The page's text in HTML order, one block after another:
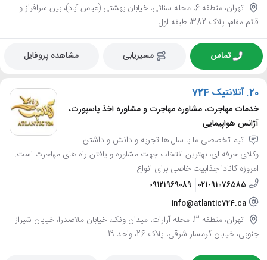
تهران، منطقه 6، محله سنائی، خیابان بهشتی (عباس آباد)، بین سرافراز و
قائم مقام، پلاک 382، طبقه اول
تماس مسیریابی مشاهده پروفایل
20. آتلانتیک 724
خدمات مهاجرت، مشاوره مهاجرت و مشاوره اخذ پاسپورت،
آژانس هواپیمایی
تیم تخصصی ما با سال ها تجربه و دانش و داشتن
وکلای حرفه ای، بهترین انتخاب جهت مشاوره و یافتن راه های مهاجرت است.
امروزه کانادا جذابیت خاصی برای انواع...
021-91076585
09121969089
info@atlantic724.ca
تهران، منطقه 3، محله آرارات، میدان ونک، خیابان ملاصدرا، خیابان شیراز
جنوبی، خیابان گرمسار شرقی، پلاک 26، واحد 19